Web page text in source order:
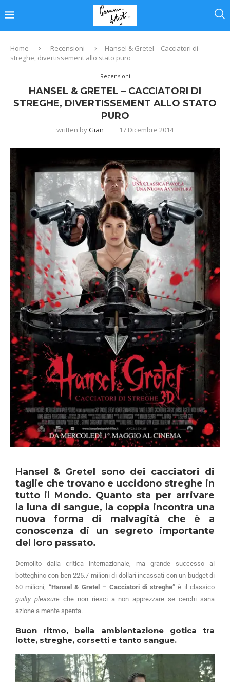
Home Recensioni
Hansel & Gretel – Cacciatori di
streghe, divertissement allo stato puro
Recensioni
HANSEL & GRETEL – CACCIATORI DI
STREGHE, DIVERTISSEMENT ALLO STATO
PURO
written byGian 17 Dicembre 2014
Hansel & Gretel sono dei cacciatori di
taglie che trovano e uccidono streghe in
tutto il Mondo. Quanto sta per arrivare
la luna di sangue, la coppia incontra una
nuova forma di malvagità che è a
conoscenza di un segreto importante
del loro passato.
Demolito dalla critica internazionale, ma grande successo al
botteghino con ben 225.7 milioni di dollari incassati con un budget di
60 milioni, “Hansel & Gretel – Cacciatori di streghe” è il classico
guilty pleasure che non riesci a non apprezzare se cerchi sana
azione a mente spenta.
Buon ritmo, bella ambientazione gotica tra
lotte, streghe, corsetti e tanto sangue.